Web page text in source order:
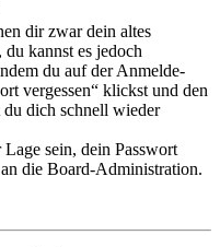
dir zwar dein altes
kannst es jedoch
du auf der Anmelde-
vergessen“ klickst und den
dich schnell wieder
sein, dein Passwort
die Board-Administration.